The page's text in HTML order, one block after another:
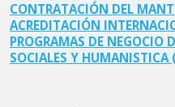
CONTRATACIÓN DEL
ACREDITACIÓN
PROGRAMAS DE NEGOCIO
SOCIALES Y HUMANISTICA